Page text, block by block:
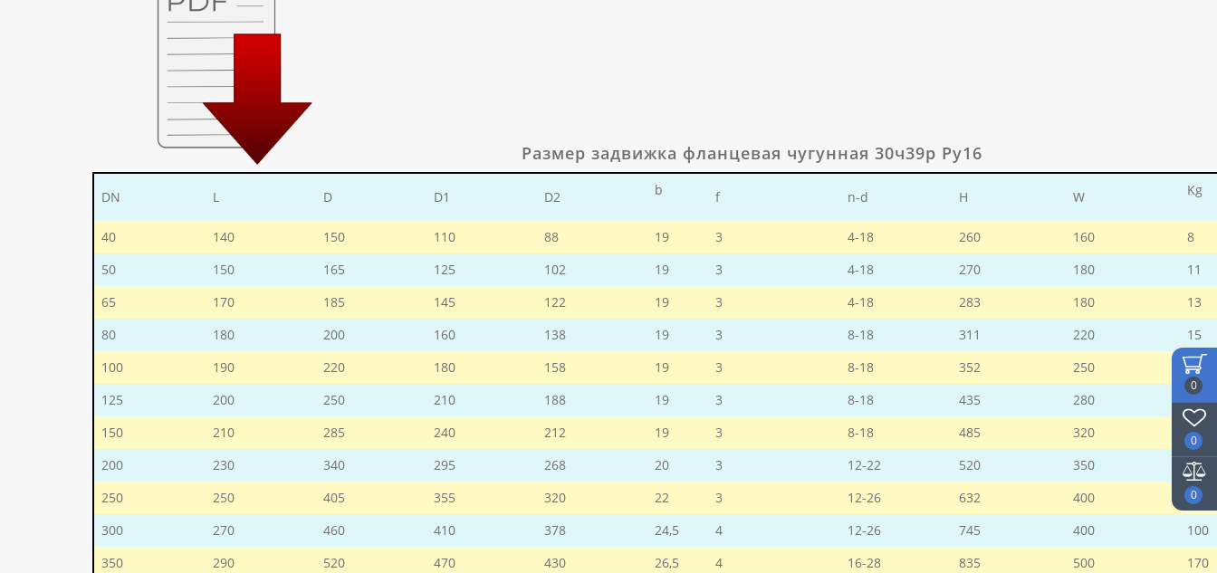
0
0
0
Размер задвижка фланцевая чугунная 30ч39р Ру16
DN L D D1 D2 b f n-d H W Kg
40 140 150 110 88 19 3 4-18 260 160
8
50
150 165 125 102 19 3 4-18 270 180
11
65
170 185 145 122 19 3 4-18 283 180
13
80
180 200 160 138 19 3 8-18 311 220
15
100
190 220 180 158 19 3 8-18 352 250
18
125
200 250 210 188 19 3 8-18 435 280
28
150
210 285 240 212 19 3 8-18 485 320
33
200
230 340 295 268 20 3 12-22 520 350
48
250
250 405 355 320 22 3 12-26 632 400
75
300
270 460 410 378 24,5 4 12-26 745 400
100
350
290 520 470 430 26,5 4 16-28 835 500
170